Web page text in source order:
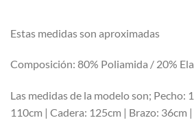
Estas medidas son aproximadas
Composición: 80% Poliamida / 20%
Las medidas de la modelo son; Pecho:
110cm | Cadera: 125cm | Brazo: 36cm